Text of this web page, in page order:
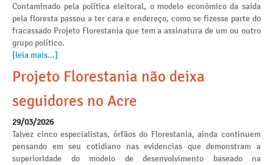
Contaminado pela política eleitoral, o modelo econômico da saída
pela floresta passou a ter cara e endereço, como se fizesse parte do
fracassado Projeto Florestania que tem a assinatura de um ou outro
grupo político.
[leia mais...]
Projeto Florestania não deixa
seguidores no Acre
29/03/2026
Talvez cinco especialistas, órfãos do Florestania, ainda continuem
pensando em seu cotidiano nas evidencias que demonstram a
superioridade do modelo de desenvolvimento baseado na